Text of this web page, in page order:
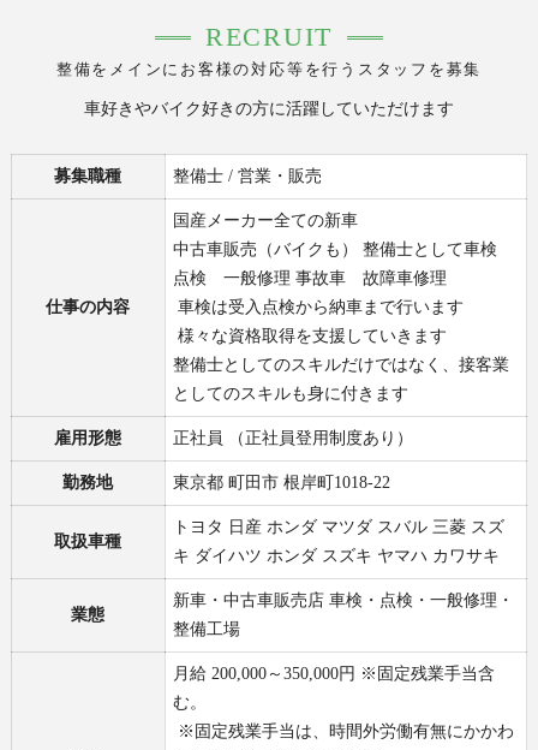
整備をメインにお客様の対応等を行うスタッフを募集
RECRUIT
車好きやバイク好きの方に活躍していただけます
募集職種 整備士 / 営業・販売
仕事の内容
国産メーカー全ての新車
中古車販売（バイクも） 整備士として車検
点検 一般修理 事故車 故障車修理
車検は受入点検から納車まで行います
様々な資格取得を支援していきます
整備士としてのスキルだけではなく、接客業
としてのスキルも身に付きます
雇用形態 正社員 （正社員登用制度あり）
勤務地 東京都 町田市 根岸町1018-22
取扱車種
トヨタ 日産 ホンダ マツダ スバル 三菱 スズ
キ ダイハツ ホンダ スズキ ヤマハ カワサキ
業態
新車・中古車販売店 車検・点検・一般修理・
整備工場
月給 200,000～350,000円 ※固定残業手当含
む。
※固定残業手当は、時間外労働有無にかかわ